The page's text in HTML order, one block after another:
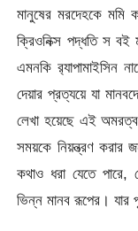
মানুষের মরদেহকে
ক্রিওনিক্স পদ্ধতি স
এমনকি র‍্যাপামাইসিন
দেয়ার প্রত্যয়ে যা
লেখা হয়েছে এই
সময়কে নিয়ন্ত্রণ করার
কথাও ধরা যেতে পারে,
ভিন্ন মানব রূপের। যার